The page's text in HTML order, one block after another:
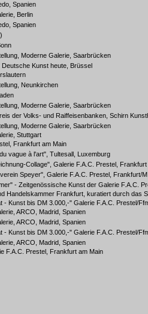
Spanien
Berlin
Spanien
Moderne Galerie, Saarbrücken
Deutsche Kunst heute, Brüssel
Neunkirchen
Moderne Galerie, Saarbrücken
der Volks- und Raiffeisenbanken, Schirn
Moderne Galerie, Saarbrücken
Stuttgart
Frankfurt am Main
vague à l'art", Tultesall, Luxemburg
Collage", Galerie F.A.C. Prestel, Frankfurt
Speyer", Galerie F.A.C. Prestel, Frankfurt/M
- Zeitgenössische Kunst der Galerie F.A.C.
Handelskammer Frankfurt, kuratiert durch das
- Kunst bis DM 3.000,-" Galerie F.A.C. Prestel/
ARCO, Madrid, Spanien
ARCO, Madrid, Spanien
- Kunst bis DM 3.000,-" Galerie F.A.C. Prestel/
ARCO, Madrid, Spanien
F.A.C. Prestel, Frankfurt am Main